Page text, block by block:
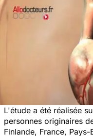
L'étude a été réalisée
personnes originaires
Finlande, France,